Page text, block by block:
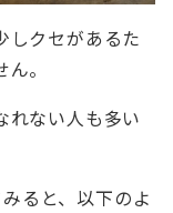
しクセがあるた
。
れない人も多い
ると、以下のよ